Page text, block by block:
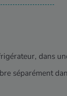
dans
séparément